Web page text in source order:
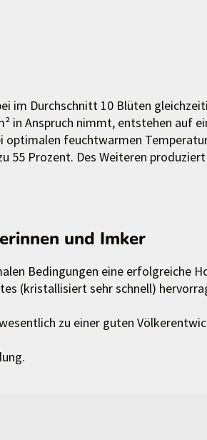
im Durchschnitt 10 Blüten
in Anspruch nimmt, entstehen auf
optimalen feuchtwarmen
55 Prozent. Des Weiteren
und Imker
Bedingungen eine erfolgreiche
(kristallisiert sehr schnell)
zu einer guten